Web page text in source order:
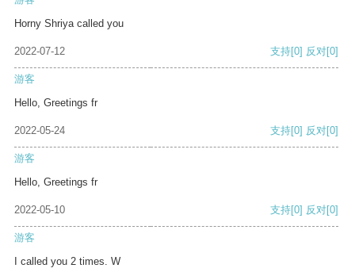
Horny Shriya called you
2022-07-12 支持[0] 反对[0]
游客
Hello, Greetings fr
2022-05-24 支持[0] 反对[0]
游客
Hello, Greetings fr
2022-05-10 支持[0] 反对[0]
游客
I called you 2 times. W